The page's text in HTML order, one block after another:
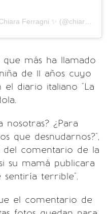
Una publicación compartida por Chiara Ferragni ✨ (@chiaraferragni)
más ha llamado
de 11 años cuyo
diario italiano "La
nosotras? ¿Para
que desnudarnos?",
comentario de la
su mamá publicara
sentiría terrible".
el comentario de